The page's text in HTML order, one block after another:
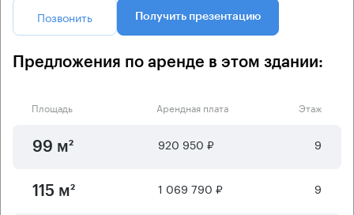
Позвонить Получить презентацию
Предложения по аренде в этом здании:
Площадь Арендная плата Этаж
99 м² 920 950 ₽ 9
115 м² 1 069 790 ₽ 9